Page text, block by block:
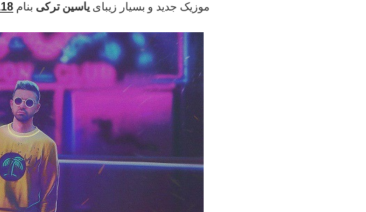
موزیک جدید و بسیار زیبای یاسین ترکی بنام